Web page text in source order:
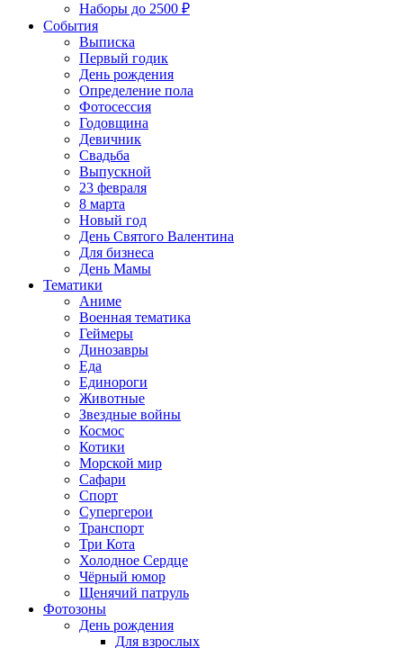
Наборы до 2500 ₽
События
Выписка
Первый годик
День рождения
Определение пола
Фотосессия
Годовщина
Девичник
Свадьба
Выпускной
23 февраля
8 марта
Новый год
День Святого Валентина
Для бизнеса
День Мамы
Тематики
Аниме
Военная тематика
Геймеры
Динозавры
Еда
Единороги
Животные
Звездные войны
Космос
Котики
Морской мир
Сафари
Спорт
Супергерои
Транспорт
Три Кота
Холодное Сердце
Чёрный юмор
Щенячий патруль
Фотозоны
День рождения
Для взрослых